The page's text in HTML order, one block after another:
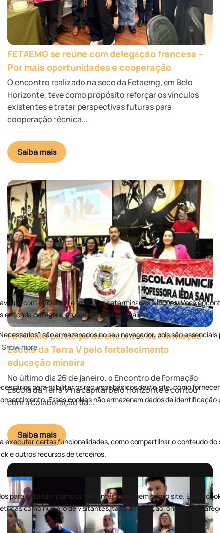
FETAEMG se reúne com delegação francesa –
Por mais oportunidades e cooperação
O encontro realizado na sede da Fetaemg, em Belo
Horizonte, teve como propósito reforçar os vínculos
existentes e tratar perspectivas futuras para
cooperação técnica...
Saiba mais
FETAEMG participa de encontro de Formação
Escola da Terra V pelo fortalecimento
educação mineira
No último dia 26 de janeiro, o Encontro de Formação
Escola da Terra V na capital Belo Horizonte e contou
com a colaboração da...
Saiba mais